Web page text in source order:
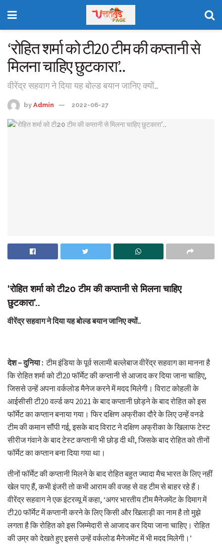
‘रोहित शर्मा को टी20 टीम की कप्तानी से
मिलना चाहिए छुटकारा’..
वीरेंद्र सहवाग ने दिया यह बोल्ड बयान जानिए क्यों..
by Admin 2022-06-27
‘रोहित शर्मा को टी20 टीम की कप्तानी से मिलना चाहिए
छुटकारा’..
वीरेंद्र सहवाग ने दिया यह बोल्ड बयान जानिए क्यों..
देश – दुनिया : टीम इंडिया के पूर्व सलामी बल्लेबाज वीरेंद्र सहवाग का मानना है
कि रोहित शर्मा को टी20 फॉर्मेट की कप्तानी से आजाद कर दिया जाना चाहिए,
जिससे उन्हें अपना वर्कलोड मैनेज करने में मदद मिलेगी। विराट कोहली के
आईसीसी टी20 वर्ल्ड कप 2021 के बाद कप्तानी छोड़ने के बाद रोहित को इस
फॉर्मेट का कप्तान बनाया गया। फिर दक्षिण अफ्रीका दौरे के लिए उन्हें वनडे
टीम की कमान सौंपी गई, इसके बाद विराट ने दक्षिण अफ्रीका के खिलाफ टेस्ट
सीरीज गंवाने के बाद टेस्ट कप्तानी भी छोड़ दी थी, जिसके बाद रोहित को तीनों
फॉर्मेट का कप्तान बना दिया गया था।
तीनों फॉर्मेट की कप्तानी मिलने के बाद रोहित बहुत ज्यादा मैच भारत के लिए नहीं
खेल पाए हैं, कभी इंजरी तो कभी आराम की वजह से वह टीम से बाहर रहे हैं।
वीरेंद्र सहवाग ने एक इंटरव्यू में कहा, ‘अगर भारतीय टीम मैनेजमेंट के दिमाग में
टी20 फॉर्मेट में कप्तानी करने के लिए किसी और खिलाड़ी का नाम है तो मुझे
लगता है कि रोहित को इस जिम्मेदारी से आजाद कर दिया जाना चाहिए। रोहित
की उम्र को देखते हुए इससे उन्हें वर्कलोड मैनेजमेंट में भी मदद मिलेगी।’